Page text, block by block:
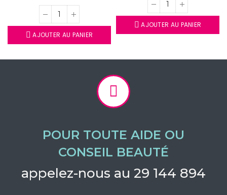
AJOUTER AU PANIER
AJOUTER AU PANIER
POUR TOUTE AIDE OU
CONSEIL BEAUTÉ
appelez-nous au 29 144 894